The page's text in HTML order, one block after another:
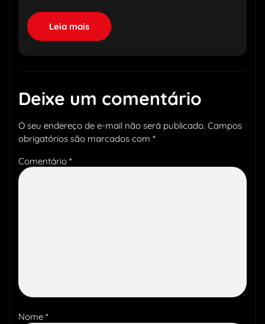
Leia mais
Deixe um comentário
O seu endereço de e-mail não será publicado. Campos
obrigatórios são marcados com *
Comentário *
Nome *